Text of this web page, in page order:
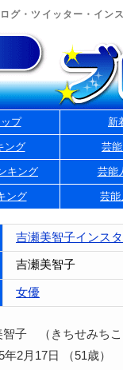
グ・ツイッター・イン
プ 新
ング 芸
キング 芸能
ング 芸能
吉瀬美智子インス
吉瀬美智子
女優
子 （きちせみちこ
2月17日 （51歳）